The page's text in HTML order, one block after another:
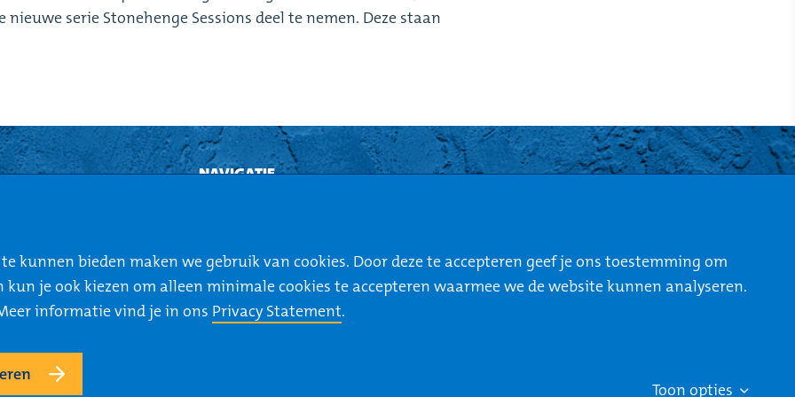
kunnen bieden maken we gebruik van cookies. Door deze te accepteren geef je ons toestemming om
je ook kiezen om alleen minimale cookies te accepteren waarmee we de website kunnen analyseren.
informatie vind je in ons Privacy Statement.
Toon opties
serie Stonehenge Sessions deel te nemen. Deze staan
NAVIGATIE
Jouw Carrière
Voor Opdrachtgevers
Mijn STONE
Privacy